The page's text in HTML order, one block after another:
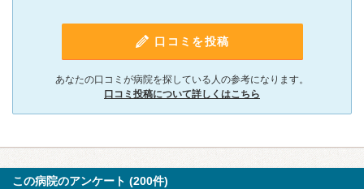
口コミを投稿
あなたの口コミが病院を探している人の参考になります。
口コミ投稿について詳しくはこちら
この病院のアンケート (200件)